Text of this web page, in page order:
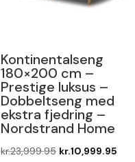
Kontinentalseng
180×200 cm –
Prestige luksus –
Dobbeltseng med
ekstra fjedring –
Nordstrand Home
kr.23,999.95 Den
kr.10,999.95